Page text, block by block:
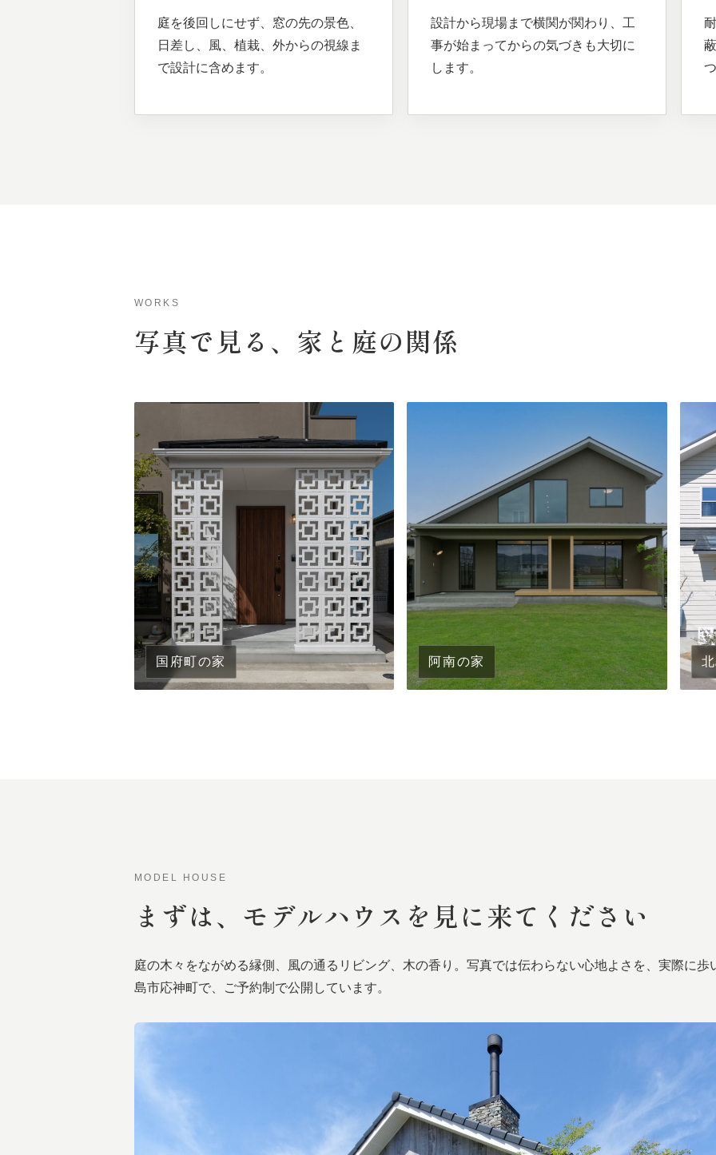
庭を後回しにせず、窓の先の景色、
日差し、風、植栽、外からの視線ま
で設計に含めます。
設計から現場まで横関が関わり、工
事が始まってからの気づきも大切に
します。
WORKS
写真で 見る、 家と 庭の関係
国府町の家 阿南の家
MODEL HOUSE
まずは、 モデルハウスを 見に来てください
庭の木々をながめる縁側、風の通るリビング、木の香り。写真では伝わらない心地よさを、実際に
島市応神町で、ご予約制で公開しています。